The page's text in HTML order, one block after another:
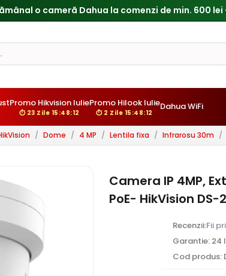
Promo Hikvision Iulie
⏱ 23 Zile 15:48:10
Promo Hilook Iulie
⏱ 2 Zile 15:48:10
Dahua WiFi
/ Dome / 4 MP / Lentila fixa / Infrarosu 30m /
Camera IP 4MP,
PoE- HikVision
Recenzii:Fii
Garantie: 24
Cod produs: